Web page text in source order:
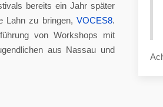
bereits ein Jahr später
Lahn zu bringen, VOCES8.
von Workshops mit
aus Nassau und